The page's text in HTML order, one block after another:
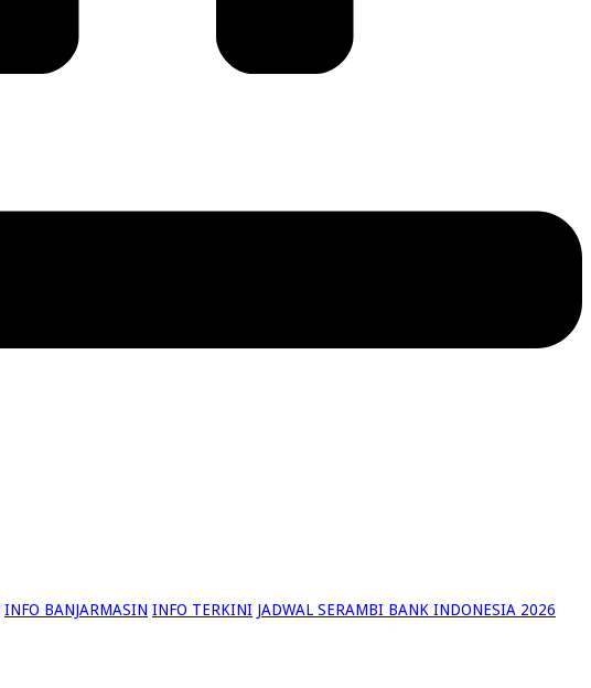
INFO BANJARMASIN INFO TERKINI JADWAL SERAMBI BANK INDONESIA 2026